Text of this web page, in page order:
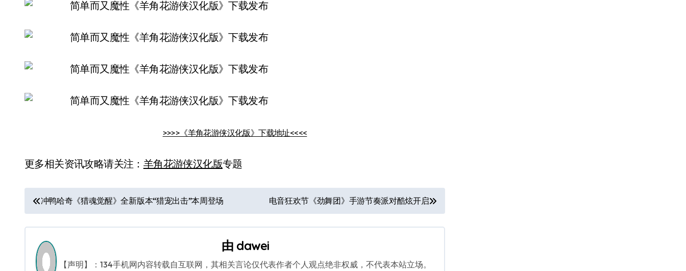
>>>>《羊角花游侠汉化版》下载地址<<<<
更多相关资讯攻略请关注： 羊角花游侠汉化版专题
文
章
导
航
冲鸭哈奇《猎魂觉醒》全新版本“猎宠出击”本周登场 电音狂欢节《劲舞团》手游节奏派对酷炫开启
由 dawei
【声明】：134手机网内容转载自互联网，其相关言论仅代表作者个人观点绝非权威，不代表本站立场。